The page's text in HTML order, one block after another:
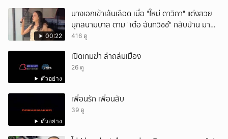
00:22
นางเอกเข้าเส้นเลือด เมื่อ "ใหม่ ดาวิกา" แต่งสวย
บุกสนามบาส ตาม "เต๋อ ฉันทวิชช์" กลับบ้าน มา
พร้อมตรีมชุดตามผัวกลับบ้าน ทางด้านสามีก็วิ่ง
416 ดู
ตัวอย่าง
เปิดเกมฆ่า ล่าถล่มเมือง
26 ดู
ตัวอย่าง
เพื่อนรัก เพื่อนลับ
39 ดู